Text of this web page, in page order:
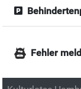
Fehler